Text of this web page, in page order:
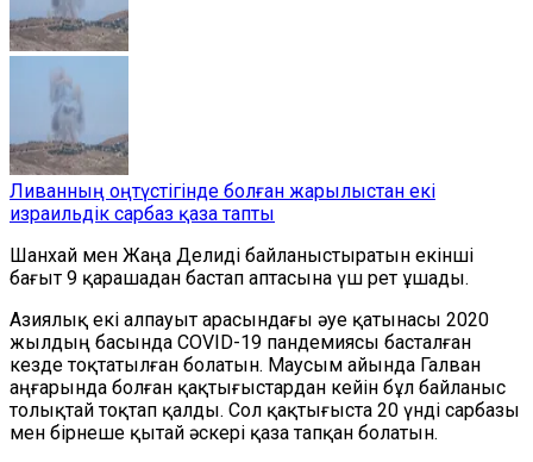
Ливанның оңтүстігінде болған жарылыстан екі
израильдік сарбаз қаза тапты
Шанхай мен Жаңа Делиді байланыстыратын екінші
бағыт 9 қарашадан бастап аптасына үш рет ұшады.
Азиялық екі алпауыт арасындағы әуе қатынасы 2020
жылдың басында COVID-19 пандемиясы басталған
кезде тоқтатылған болатын. Маусым айында Галван
аңғарында болған қақтығыстардан кейін бұл байланыс
толықтай тоқтап қалды. Сол қақтығыста 20 үнді сарбазы
мен бірнеше қытай әскері қаза тапқан болатын.